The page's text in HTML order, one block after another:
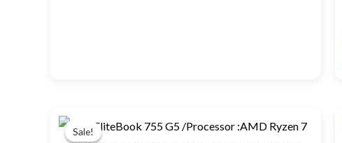
Sale!
Sale!
price
price